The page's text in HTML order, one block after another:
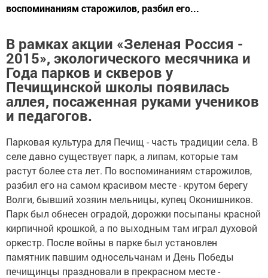
воспоминаниям старожилов, разбил его...
В рамках акции «Зеленая Россия -
2015», экологического месячника и
Года парков и скверов у
Печищинской школы появилась
аллея, посаженная руками учеников
и педагогов.
Парковая культура для Печищ - часть традиции села. В
селе давно существует парк, а липам, которые там
растут более ста лет. По воспоминаниям старожилов,
разбил его на самом красивом месте - крутом берегу
Волги, бывший хозяин мельницы, купец Оконишников.
Парк был обнесен оградой, дорожки посыпаны красной
кирпичной крошкой, а по выходным там играл духовой
оркестр. После войны в парке был установлен
памятник павшим односельчанам и День Победы
печищинцы праздновали в прекрасном месте -